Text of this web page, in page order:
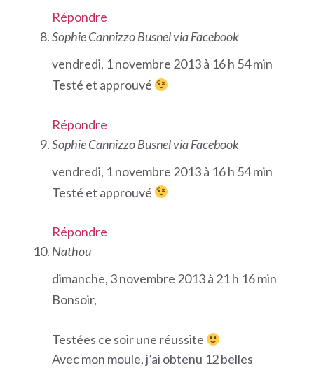
Répondre
Sophie Cannizzo Busnel via Facebook
vendredi, 1 novembre 2013 à 16 h 54 min
Testé et approuvé
Répondre
Sophie Cannizzo Busnel via Facebook
vendredi, 1 novembre 2013 à 16 h 54 min
Testé et approuvé
Répondre
Nathou
dimanche, 3 novembre 2013 à 21 h 16 min
Bonsoir,
Testées ce soir une réussite
Avec mon moule, j’ai obtenu 12 belles